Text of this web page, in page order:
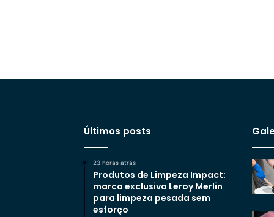
Últimos posts
23 horas atrás
Produtos de Limpeza Impact:
marca exclusiva Leroy Merlin
para limpeza pesada sem
esforço